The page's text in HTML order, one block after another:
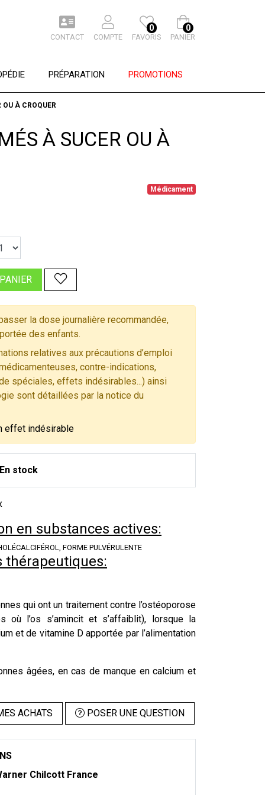
CONTACT COMPTE FAVORIS
0
PANIER
0
PRÉPARATION PROMOTIONS
À CROQUER
À SUCER OU À
Médicament
la dose journalière recommandée,
des enfants.
relatives aux précautions d’emploi
contre-indications,
spéciales, effets indésirables...) ainsi
sont détaillées par la notice du
effet indésirable
En stock
en substances actives:
FORME PULVÉRULENTE
thérapeutiques:
qui ont un traitement contre l’ostéoporose
où l’os s’amincit et s’affaiblit), lorsque la
et de vitamine D apportée par l’alimentation
âgées, en cas de manque en calcium et
ACHATS POSER UNE QUESTION
Chilcott France